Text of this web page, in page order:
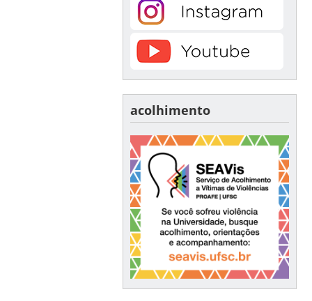
acolhimento